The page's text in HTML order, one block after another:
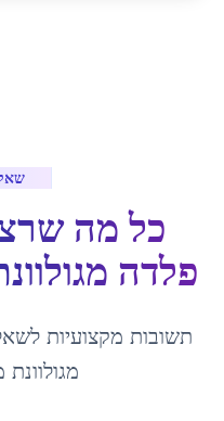
כל מה
פלדה
תשובות מקצועיות